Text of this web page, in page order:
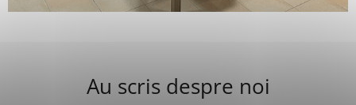
Au scris despre noi